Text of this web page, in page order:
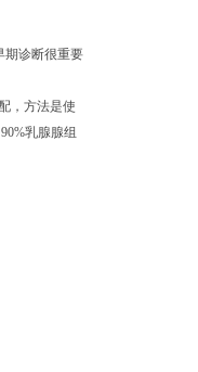
期诊断很重要
，方法是使
乳腺腺组